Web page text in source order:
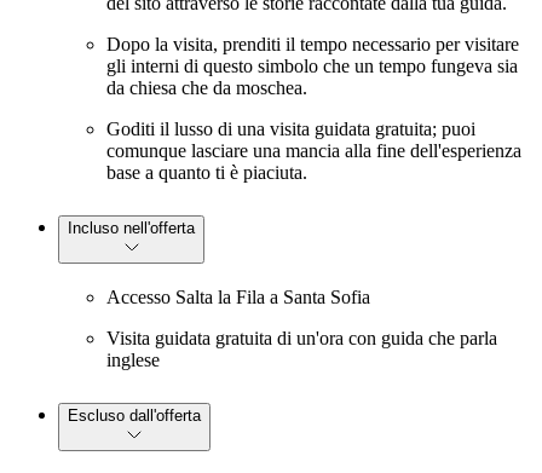
Dopo la visita, prenditi il tempo necessario per visitare
gli interni di questo simbolo che un tempo fungeva sia
da chiesa che da moschea.
Goditi il lusso di una visita guidata gratuita; puoi
comunque lasciare una mancia alla fine dell'esperienza
base a quanto ti è piaciuta.
Incluso nell'offerta
Accesso Salta la Fila a Santa Sofia
Visita guidata gratuita di un'ora con guida che parla
inglese
Escluso dall'offerta